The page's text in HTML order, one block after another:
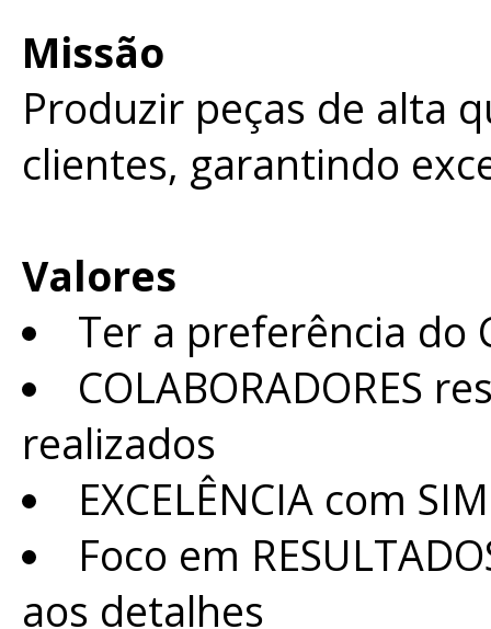
Missão
Produzir peças de alta
clientes, garantindo
Valores
Ter a preferência do
COLABORADORES
realizados
EXCELÊNCIA com
Foco em
aos detalhes